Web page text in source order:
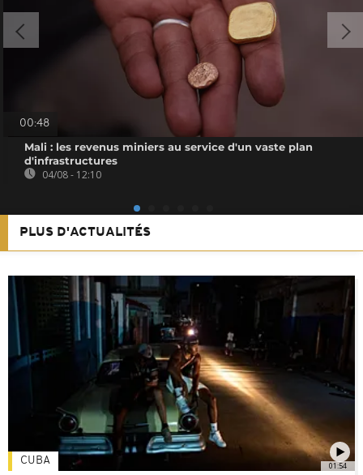
00:48
Mali : les revenus miniers au service d'un vaste plan
d'infrastructures
04/08 - 12:10
PLUS D'ACTUALITÉS
01:54
CUBA